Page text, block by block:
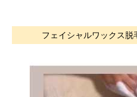
フェイシャルワックス